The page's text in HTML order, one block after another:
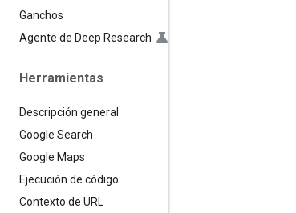
Ganchos
Agente de Deep Research
Herramientas
Descripción general
Google Search
Google Maps
Ejecución de código
Contexto de URL